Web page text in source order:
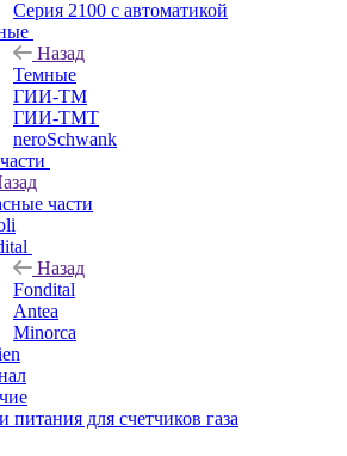
Серия 2100 с автоматикой
Назад
Темные
ГИИ-ТМ
ГИИ-ТМТ
neroSchwank
части
Назад
Fondital
Antea
Minorca
питания для счетчиков газа